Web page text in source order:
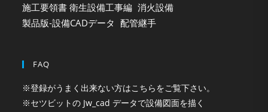
施工要領書 衛生設備工事編 消火設備
製品版-設備CADデータ 配管継手
FAQ
※登録がうまく出来ない方はこちらをご覧下さい。
※セツビットの Jw_cad データで設備図面を描く